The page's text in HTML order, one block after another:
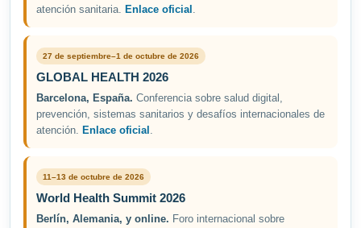
atención sanitaria. Enlace oficial .
27 de septiembre–1 de octubre de 2026
GLOBAL HEALTH 2026
Barcelona, España. Conferencia sobre salud digital,
prevención, sistemas sanitarios y desafíos internacionales de
atención. Enlace oficial .
11–13 de octubre de 2026
World Health Summit 2026
Berlín, Alemania, y online. Foro internacional sobre